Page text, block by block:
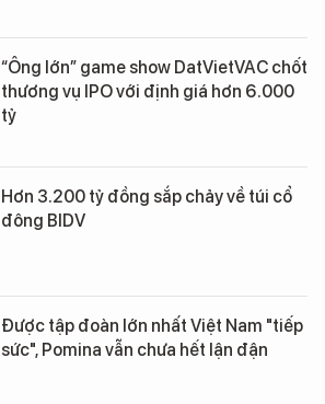
“Ông lớn” game show DatVietVAC chốt
thương vụ IPO với định giá hơn 6.000
tỷ
Hơn 3.200 tỷ đồng sắp chảy về túi cổ
đông BIDV
Được tập đoàn lớn nhất Việt Nam "tiếp
sức", Pomina vẫn chưa hết lận đận